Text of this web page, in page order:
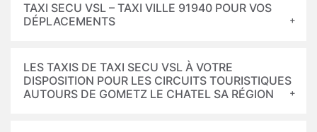
TAXI SECU VSL – TAXI VILLE 91940 POUR VOS
DÉPLACEMENTS
LES TAXIS DE TAXI SECU VSL À VOTRE
DISPOSITION POUR LES CIRCUITS TOURISTIQUES
AUTOURS DE GOMETZ LE CHATEL SA RÉGION